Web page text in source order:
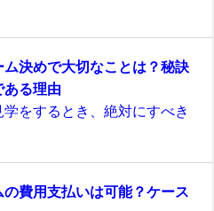
決めで大切なことは？秘訣
ある理由
をするとき、絶対にすべき
費用支払いは可能？ケース